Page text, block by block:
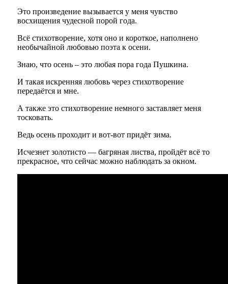
Это произведение вызывается у меня чувство
восхищения чудесной порой года.
Всё стихотворение, хотя оно и короткое, наполнено
необычайной любовью поэта к осени.
Знаю, что осень – это любая пора года Пушкина.
И такая искренняя любовь через стихотворение
передаётся и мне.
А также это стихотворение немного заставляет меня
тосковать.
Ведь осень проходит и вот-вот придёт зима.
Исчезнет золотисто — багряная листва, пройдёт всё то
прекрасное, что сейчас можно наблюдать за окном.